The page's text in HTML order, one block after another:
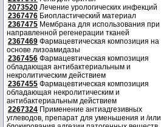
2073520 Лечение урологических инфекций
2367476 Биопластический материал
2367475 Мембрана для использования при
направленной регенерации тканей
2367469 Фармацевтическая композиция на
основе лизоамидазы
2367456 Фармацевтическая композиция
обладающая антибактериальным и
некролитическим действием
2367455 Фармацевтическая композиция
обладающая некролитическим и
антибактериальным действием
2267324 Применение антиадгезивных
углеводов, препарат для уменьшения и /или